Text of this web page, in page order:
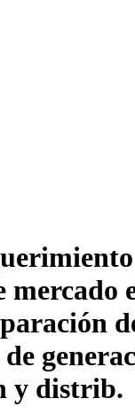
mercado
y distrib.